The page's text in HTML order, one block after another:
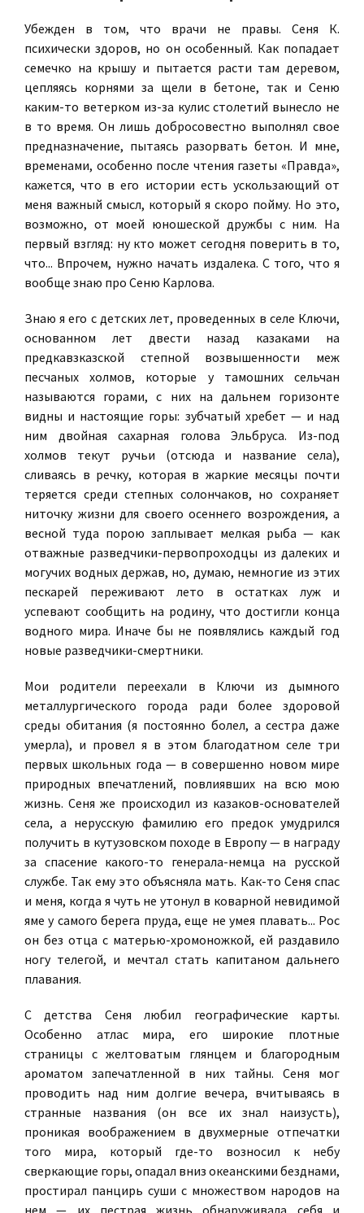
Убежден в том, что врачи не правы. Сеня К.
психически здоров, но он особенный. Как попадает
семечко на крышу и пытается расти там деревом,
цепляясь корнями за щели в бетоне, так и Сеню
каким-то ветерком из-за кулис столетий вынесло не
в то время. Он лишь добросовестно выполнял свое
предназначение, пытаясь разорвать бетон. И мне,
временами, особенно после чтения газеты «Правда»,
кажется, что в его истории есть ускользающий от
меня важный смысл, который я скоро пойму. Но это,
возможно, от моей юношеской дружбы с ним. На
первый взгляд: ну кто может сегодня поверить в то,
что... Впрочем, нужно начать издалека. С того, что я
вообще знаю про Сеню Карлова.
Знаю я его с детских лет, проведенных в селе Ключи,
основанном лет двести назад казаками на
предкавзказской степной возвышенности меж
песчаных холмов, которые у тамошних сельчан
называются горами, с них на дальнем горизонте
видны и настоящие горы: зубчатый хребет — и над
ним двойная сахарная голова Эльбруса. Из-под
холмов текут ручьи (отсюда и название села),
сливаясь в речку, которая в жаркие месяцы почти
теряется среди степных солончаков, но сохраняет
ниточку жизни для своего осеннего возрождения, а
весной туда порою заплывает мелкая рыба — как
отважные разведчики-первопроходцы из далеких и
могучих водных держав, но, думаю, немногие из этих
пескарей переживают лето в остатках луж и
успевают сообщить на родину, что достигли конца
водного мира. Иначе бы не появлялись каждый год
новые разведчики-смертники.
Мои родители переехали в Ключи из дымного
металлургического города ради более здоровой
среды обитания (я постоянно болел, а сестра даже
умерла), и провел я в этом благодатном селе три
первых школьных года — в совершенно новом мире
природных впечатлений, повлиявших на всю мою
жизнь. Сеня же происходил из казаков-основателей
села, а нерусскую фамилию его предок умудрился
получить в кутузовском походе в Европу — в награду
за спасение какого-то генерала-немца на русской
службе. Так ему это объясняла мать. Как-то Сеня спас
и меня, когда я чуть не утонул в коварной невидимой
яме у самого берега пруда, еще не умея плавать... Рос
он без отца с матерью-хромоножкой, ей раздавило
ногу телегой, и мечтал стать капитаном дальнего
плавания.
С детства Сеня любил географические карты.
Особенно атлас мира, его широкие плотные
страницы с желтоватым глянцем и благородным
ароматом запечатленной в них тайны. Сеня мог
проводить над ним долгие вечера, вчитываясь в
странные названия (он все их знал наизусть),
проникая воображением в двухмерные отпечатки
того мира, который где-то возносил к небу
сверкающие горы, опадал вниз океанскими безднами,
простирал панцирь суши с множеством народов на
нем — их пестрая жизнь обнаруживала себя и